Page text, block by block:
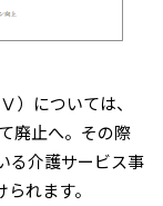
については、
廃止へ。その際
る介護サービス事
れます。